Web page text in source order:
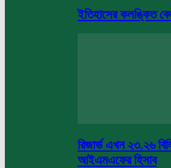
ইতিহাসের কলঙ্কিত
রিজার্ভ এখন ২৩.২৬
আইএমএফের হিসাব